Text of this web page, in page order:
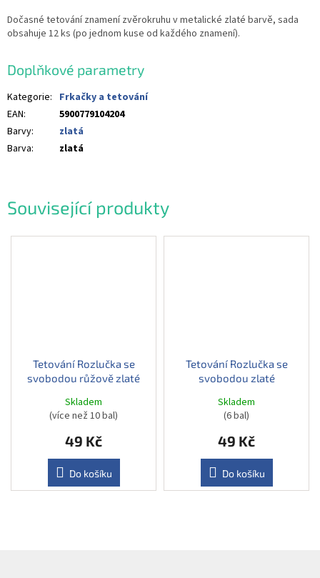
Související produkty
Tetování Rozlučka se
svobodou růžově zlaté
Skladem
(více než 10 bal)
49 Kč
Do košíku
Tetování Rozlučka se
svobodou zlaté
Skladem
(6 bal)
49 Kč
Do košíku
Dočasné tetování znamení zvěrokruhu v metalické zlaté barvě, sada
obsahuje 12 ks (po jednom kuse od každého znamení).
Doplňkové parametry
Kategorie: Frkačky a tetování
EAN:
5900779104204
Barvy:
zlatá
Barva: zlatá